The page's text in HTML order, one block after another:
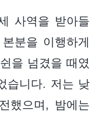
사역을 받아들
분을 이행하게
을 넘겼을 때였
습니다. 저는 낮
했으며, 밤에는